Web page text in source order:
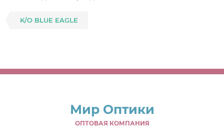
K/O BLUE EAGLE
Мир Оптики
ОПТОВАЯ КОМПАНИЯ